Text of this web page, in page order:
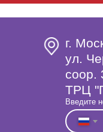
Введите
г.
ул.
coop.
ТРЦ